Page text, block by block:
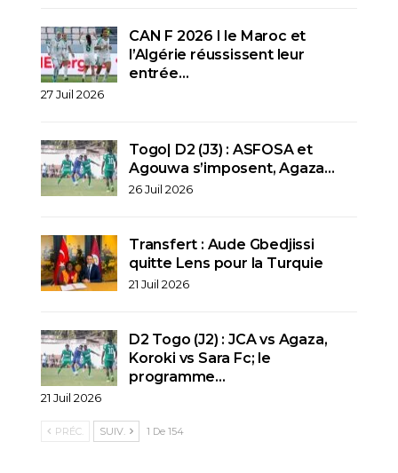
CAN F 2026 I le Maroc et
l’Algérie réussissent leur
entrée…
27 Juil 2026
Togo| D2 (J3) : ASFOSA et
Agouwa s’imposent, Agaza…
26 Juil 2026
Transfert : Aude Gbedjissi
quitte Lens pour la Turquie
21 Juil 2026
D2 Togo (J2) : JCA vs Agaza,
Koroki vs Sara Fc; le
programme…
21 Juil 2026
PRÉC. SUIV. 1 De 154